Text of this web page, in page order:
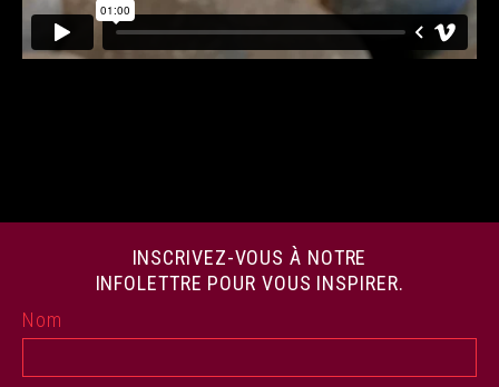
INSCRIVEZ-VOUS À NOTRE
INFOLETTRE POUR VOUS INSPIRER.
Nom